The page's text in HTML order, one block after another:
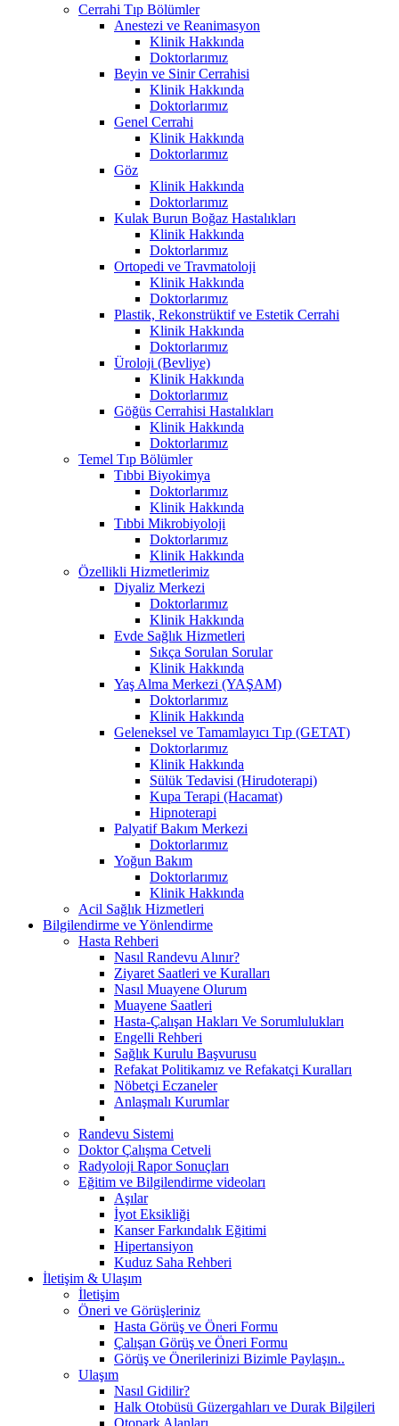
Cerrahi Tıp Bölümler
Anestezi ve Reanimasyon
Klinik Hakkında
Doktorlarımız
Beyin ve Sinir Cerrahisi
Klinik Hakkında
Doktorlarımız
Genel Cerrahi
Klinik Hakkında
Doktorlarımız
Göz
Klinik Hakkında
Doktorlarımız
Kulak Burun Boğaz Hastalıkları
Klinik Hakkında
Doktorlarımız
Ortopedi ve Travmatoloji
Klinik Hakkında
Doktorlarımız
Plastik, Rekonstrüktif ve Estetik Cerrahi
Klinik Hakkında
Doktorlarımız
Üroloji (Bevliye)
Klinik Hakkında
Doktorlarımız
Göğüs Cerrahisi Hastalıkları
Klinik Hakkında
Doktorlarımız
Temel Tıp Bölümler
Tıbbi Biyokimya
Doktorlarımız
Klinik Hakkında
Tıbbi Mikrobiyoloji
Doktorlarımız
Klinik Hakkında
Özellikli Hizmetlerimiz
Diyaliz Merkezi
Doktorlarımız
Klinik Hakkında
Evde Sağlık Hizmetleri
Sıkça Sorulan Sorular
Klinik Hakkında
Yaş Alma Merkezi (YAŞAM)
Doktorlarımız
Klinik Hakkında
Geleneksel ve Tamamlayıcı Tıp (GETAT)
Doktorlarımız
Klinik Hakkında
Sülük Tedavisi (Hirudoterapi)
Kupa Terapi (Hacamat)
Hipnoterapi
Palyatif Bakım Merkezi
Doktorlarımız
Yoğun Bakım
Doktorlarımız
Klinik Hakkında
Acil Sağlık Hizmetleri
Bilgilendirme ve Yönlendirme
Hasta Rehberi
Nasıl Randevu Alınır?
Ziyaret Saatleri ve Kuralları
Nasıl Muayene Olurum
Muayene Saatleri
Hasta-Çalışan Hakları Ve Sorumlulukları
Engelli Rehberi
Sağlık Kurulu Başvurusu
Refakat Politikamız ve Refakatçi Kuralları
Nöbetçi Eczaneler
Anlaşmalı Kurumlar
Randevu Sistemi
Doktor Çalışma Cetveli
Radyoloji Rapor Sonuçları
Eğitim ve Bilgilendirme videoları
Aşılar
İyot Eksikliği
Kanser Farkındalık Eğitimi
Hipertansiyon
Kuduz Saha Rehberi
İletişim & Ulaşım
İletişim
Öneri ve Görüşleriniz
Hasta Görüş ve Öneri Formu
Çalışan Görüş ve Öneri Formu
Görüş ve Önerilerinizi Bizimle Paylaşın..
Ulaşım
Nasıl Gidilir?
Halk Otobüsü Güzergahları ve Durak Bilgileri
Otopark Alanları